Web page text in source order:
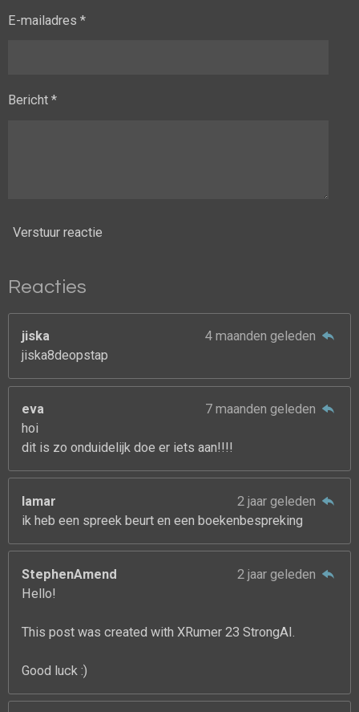
E-mailadres *
Bericht *
Verstuur reactie
Reacties
jiska
4 maanden geleden
jiska8deopstap
eva
7 maanden geleden
hoi
dit is zo onduidelijk doe er iets aan!!!!
lamar
2 jaar geleden
ik heb een spreek beurt en een boekenbespreking
StephenAmend
2 jaar geleden
Hello!
This post was created with XRumer 23 StrongAI.
Good luck :)